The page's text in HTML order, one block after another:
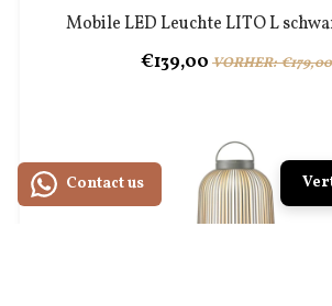
Mobile LED Leuchte LITO L
€139,00 VORHER:
Contact us